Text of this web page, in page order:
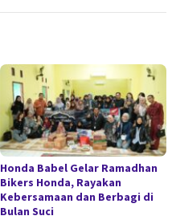
Honda Babel Gelar Ramadhan
Bikers Honda, Rayakan
Kebersamaan dan Berbagi di
Bulan Suci